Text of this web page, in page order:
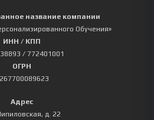
название компании
Обучения»
ИНН / КПП
/ 772401001
ОГРН
Адрес
д. 22